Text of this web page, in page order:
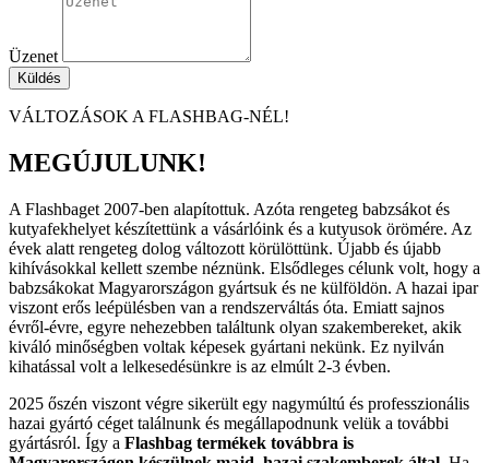
Üzenet
Küldés
VÁLTOZÁSOK A FLASHBAG-NÉL!
MEGÚJULUNK!
A Flashbaget 2007-ben alapítottuk. Azóta rengeteg babzsákot és
kutyafekhelyet készítettünk a vásárlóink és a kutyusok örömére. Az
évek alatt rengeteg dolog változott körülöttünk. Újabb és újabb
kihívásokkal kellett szembe néznünk. Elsődleges célunk volt, hogy a
babzsákokat Magyarországon gyártsuk és ne külföldön. A hazai ipar
viszont erős leépülésben van a rendszerváltás óta. Emiatt sajnos
évről-évre, egyre nehezebben találtunk olyan szakembereket, akik
kiváló minőségben voltak képesek gyártani nekünk. Ez nyilván
kihatással volt a lelkesedésünkre is az elmúlt 2-3 évben.
2025 őszén viszont végre sikerült egy nagymúltú és professzionális
hazai gyártó céget találnunk és megállapodnunk velük a további
gyártásról. Így a Flashbag termékek továbbra is